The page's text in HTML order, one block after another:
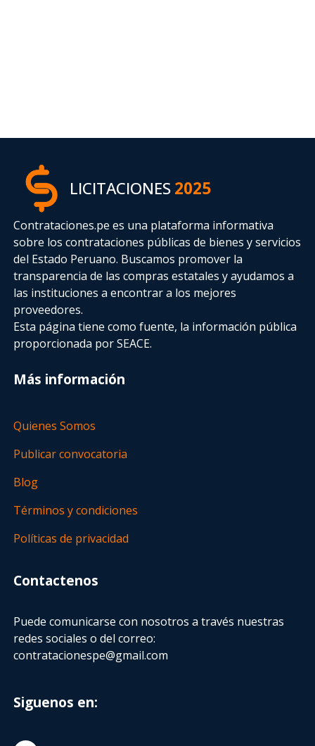
LICITACIONES2025
Contrataciones.pe es una plataforma informativa
sobre los contrataciones públicas de bienes y servicios
del Estado Peruano. Buscamos promover la
transparencia de las compras estatalesy ayudamos a
las instituciones a encontrar a los mejores
proveedores.
Esta página tiene como fuente, la información pública
proporcionada por SEACE.
Más información
Quienes Somos
Publicar convocatoria
Blog
Términos y condiciones
Políticas de privacidad
Contactenos
Puede comunicarse con nosotros a través nuestras
redes sociales o del correo:
contratacionespe@gmail.com
Siguenos en: